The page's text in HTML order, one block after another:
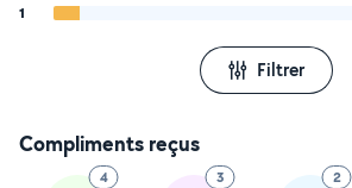
1
Filtrer
Compliments reçus
4 3 2